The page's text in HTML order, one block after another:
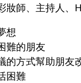
妝師、主持人
想
難的朋友
的方式幫助朋友
困難